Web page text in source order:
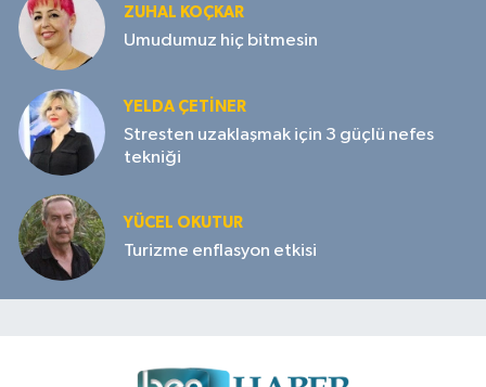
ZUHAL KOÇKAR
Umudumuz hiç bitmesin
YELDA ÇETİNER
Stresten uzaklaşmak için 3 güçlü nefes
tekniği
YÜCEL OKUTUR
Turizme enflasyon etkisi